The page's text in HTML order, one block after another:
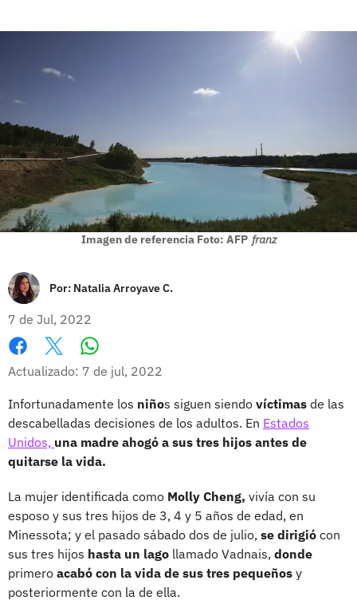
Imagen de referencia Foto: AFP franz
Por: Natalia Arroyave C.
7 de Jul, 2022
Facebook
X
Actualizado: 7 de jul, 2022
Infortunadamente los niños siguen siendo víctimas de las
descabelladas decisiones de los adultos. En Estados
Unidos, una madre ahogó a sus tres hijos antes de
quitarse la vida.
La mujer identificada como Molly Cheng, vivía con su
esposo y sus tres hijos de 3, 4 y 5 años de edad, en
Minessota; y el pasado sábado dos de julio, se dirigió con
sus tres hijos hasta un lago llamado Vadnais, donde
primero acabó con la vida de sus tres pequeños y
posteriormente con la de ella.